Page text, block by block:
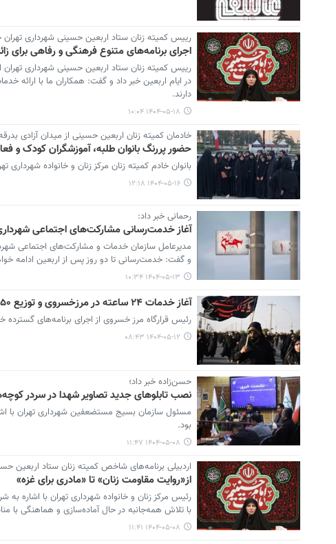
رییس کمیته زنان ستاد اربعین حسینی شهرداری تهران
اجرای برنامه‌های متنوع فرهنگی و رفاهی برای
در ایام اربعین خبر داد و گفت: همکاران ما با ارائه
دارند.
۱۴۰۴-۰۵-۱۸ ۱۰:۰۴
خادمان کمیته زنان اربعین حسینی از میدان آزادی
حضور پررنگ بانوان طلبه، آموزشگران کودک و
بانوان خادم کمیته زنان مرکز زنان و خانواده
۱۴۰۴-۰۵-۱۶ ۱۲:۱۸
رحمانی خبر داد:
آغاز خدمت‌رسانی مشارکت‌های اجتماعی شهرداری به زائران
و گفت: خدمت‌رسانی تا دو روز پس از اربعین ادامه
۱۴۰۴-۰۵-۱۳ ۱۰:۳۴
آغاز خدمات ۲۴ ساعته در مرزخسروی و توزیع ۱۵۰ هزار نقشه راهنمای زائران در طریق الحسین و مرزها
رئیس قرارگاه مرز خسروی از اجرای برنامه‌های
۱۴۰۴-۰۵-۱۲ ۰۸:۴۳
حسن‌زاده خبر داد؛
نصب تابلوهای جدید تصاویر شهدا در سردر
مسئول سازمان بسیج مستضعفین شهرداری تهران با
بود.
۱۴۰۴-۰۵-۰۸ ۱۱:۴۷
اردبیلی برنامه‌‏های شاخص کمیته زنان ستاد اربعین
از«روایت مقاومت زنان» تا «مادری برای غزه»
رئیس مرکز زنان و خانواده شهرداری تهران با اشاره
با تلاش همه‌جانبه در حال آماده‌سازی و هماهنگی با مناطق ۲۲گانه برای ارائه بهترین خدمات به زائران اربعین
۱۴۰۴-۰۵-۰۸ ۱۱:۴۱